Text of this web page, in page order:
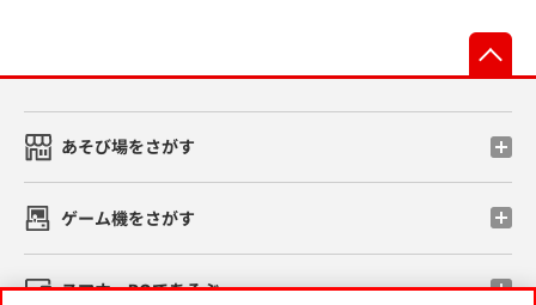
あそび場をさがす
ゲーム機をさがす
スマホ・PCであそぶ